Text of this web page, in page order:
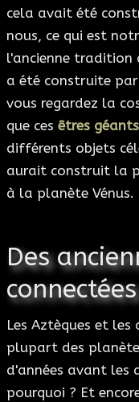
cela avait été
nous, ce qui est
l'ancienne tradition
a été construite
vous regardez la
que ces êtres géants
différents objets
aurait construit la
à la planète Vénus.
Des
Les Aztèques et
plupart des
d'années avant les
pourquoi ? Et